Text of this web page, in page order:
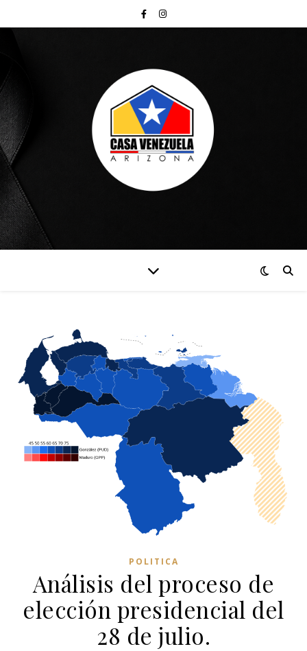
POLITICA
Análisis del proceso de
elección presidencial del
28 de julio.​